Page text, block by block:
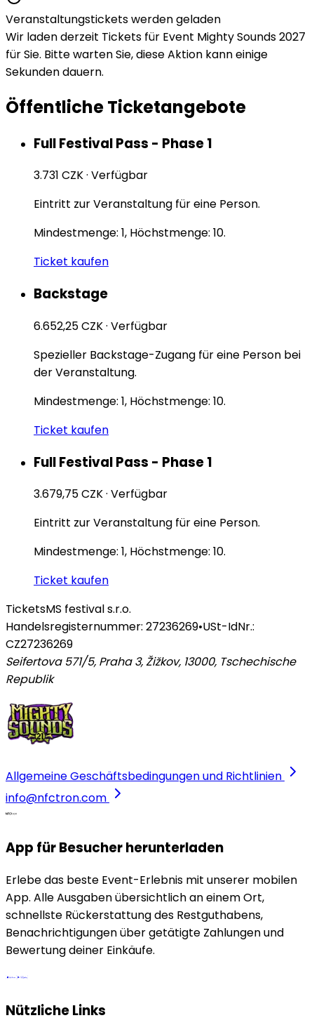
Veranstaltungstickets werden geladen
Wir laden derzeit Tickets für Event Mighty Sounds 2027
für Sie. Bitte warten Sie, diese Aktion kann einige
Sekunden dauern.
Öffentliche Ticketangebote
Full Festival Pass - Phase 1
3.731 CZK· Verfügbar
Eintritt zur Veranstaltung für eine Person.
Mindestmenge: 1, Höchstmenge: 10.
Ticket kaufen
Backstage
6.652,25 CZK· Verfügbar
Spezieller Backstage-Zugang für eine Person bei
der Veranstaltung.
Mindestmenge: 1, Höchstmenge: 10.
Ticket kaufen
Full Festival Pass - Phase 1
3.679,75 CZK· Verfügbar
Eintritt zur Veranstaltung für eine Person.
Mindestmenge: 1, Höchstmenge: 10.
Ticket kaufen
TicketsMS festival s.r.o.
Handelsregisternummer: 27236269•USt-IdNr.:
CZ27236269
Seifertova 571/5, Praha 3, Žižkov, 13000, Tschechische
Republik
Allgemeine Geschäftsbedingungen und Richtlinien
info@nfctron.com
App für Besucher herunterladen
Erlebe das beste Event-Erlebnis mit unserer mobilen
App. Alle Ausgaben übersichtlich an einem Ort,
schnellste Rückerstattung des Restguthabens,
Benachrichtigungen über getätigte Zahlungen und
Bewertung deiner Einkäufe.
Nützliche Links